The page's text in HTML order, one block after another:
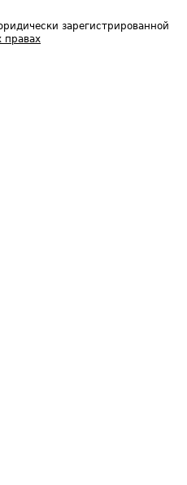
зарегистрированной
правах